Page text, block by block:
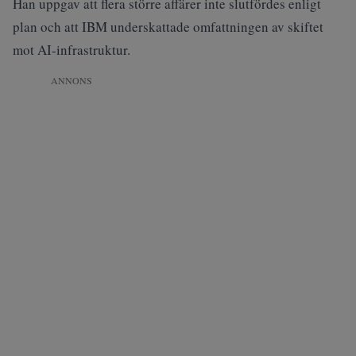
plan och att IBM underskattade omfattningen av skiftet
mot AI-infrastruktur.
ANNONS